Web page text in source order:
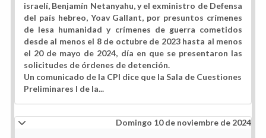
israelí, Benjamín Netanyahu, y el exministro de Defensa
del país hebreo, Yoav Gallant, por presuntos crímenes
de lesa humanidad y crímenes de guerra cometidos
desde al menos el 8 de octubre de 2023 hasta al menos
el 20 de mayo de 2024, día en que se presentaron las
solicitudes de órdenes de detención.
Un comunicado de la CPI dice que la Sala de Cuestiones
Preliminares I de la...
Domingo 10 de noviembre de 2024